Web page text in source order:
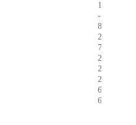
1
-
8
2
7
2
2
2
6
6